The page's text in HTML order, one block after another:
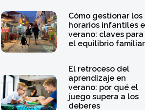
La primera noche
fuera de casa:
consejos para
fortalecer la
La edad de los
silencios: por qué
cuesta tanto hablar
con un adolescente